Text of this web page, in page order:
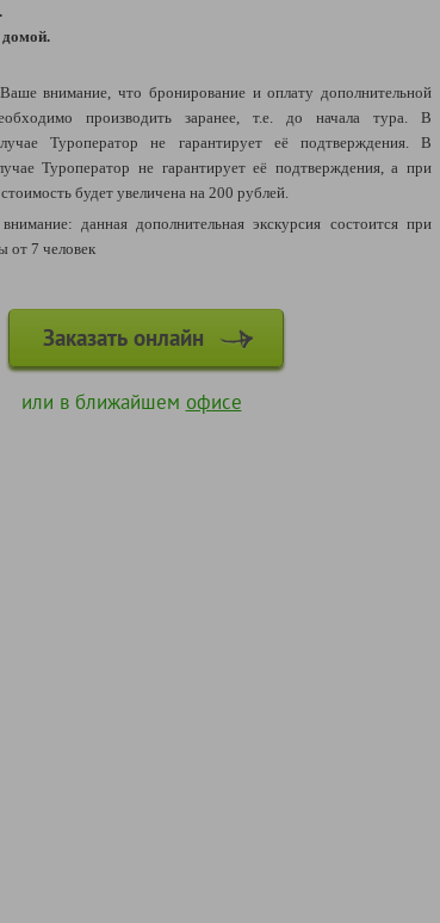
домой.
внимание, что бронирование и оплату дополнительной
производить заранее, т.е. до начала тура. В
Туроператор не гарантирует её подтверждения. В
Туроператор не гарантирует её подтверждения, а при
будет увеличена на 200 рублей.
данная дополнительная экскурсия состоится при
от 7 человек
Заказать онлайн
или в ближайшем офисе